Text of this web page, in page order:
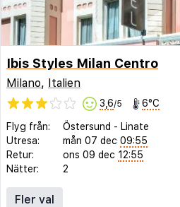
Ibis Styles Milan Centro
Milano, Italien
3,6/5 6°C
Flyg från: Östersund - Linate
Utresa:
mån 07 dec 09:55
Retur:
ons 09 dec 12:55
Nätter:
2
Fler val